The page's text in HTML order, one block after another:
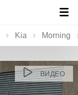
Kia Morning
ВИДЕО